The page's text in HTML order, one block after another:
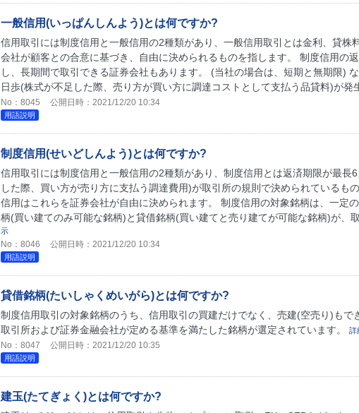
一般信用(いっぱんしんよう)とは何ですか?
信用取引には制度信用と一般信用の2種類があり、一般信用取引とは金利、貸株
会社が顧客との合意に基づき、自由に決められるものを指します。 制度信用の
し、長期間で取引できる証券会社もあります。 (当社の場合は、短期と無期限)
日歩(株式が不足した際、売り方が買い方に調達コストとして支払う品貸料)が発
No：8045 公開日時：2021/12/20 10:34
用語説明
制度信用(せいどしんよう)とは何ですか?
信用取引には制度信用と一般信用の2種類があり、制度信用とは返済期限が最長
した際、買い方が売り方に支払う調達費用)が取引所の規則で決められているも
信用はこれらを証券会社が自由に決められます。 制度信用の対象銘柄は、一定
柄(買い建てのみ可能な銘柄)と貸借銘柄(買い建てと売り建てが可能な銘柄)が、
示
No：8046 公開日時：2021/12/20 10:34
用語説明
貸借銘柄(たいしゃくめいがら)とは何ですか?
制度信用取引の対象銘柄のうち、信用取引の買建だけでなく、売建(空売り)もで
取引所および証券金融会社が定める基準を満たした銘柄が選定されています。
詳
No：8047 公開日時：2021/12/20 10:35
用語説明
建玉(たてぎょく)とは何ですか?